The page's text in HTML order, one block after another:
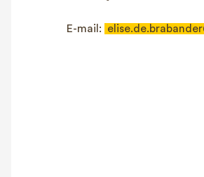
E-mail: